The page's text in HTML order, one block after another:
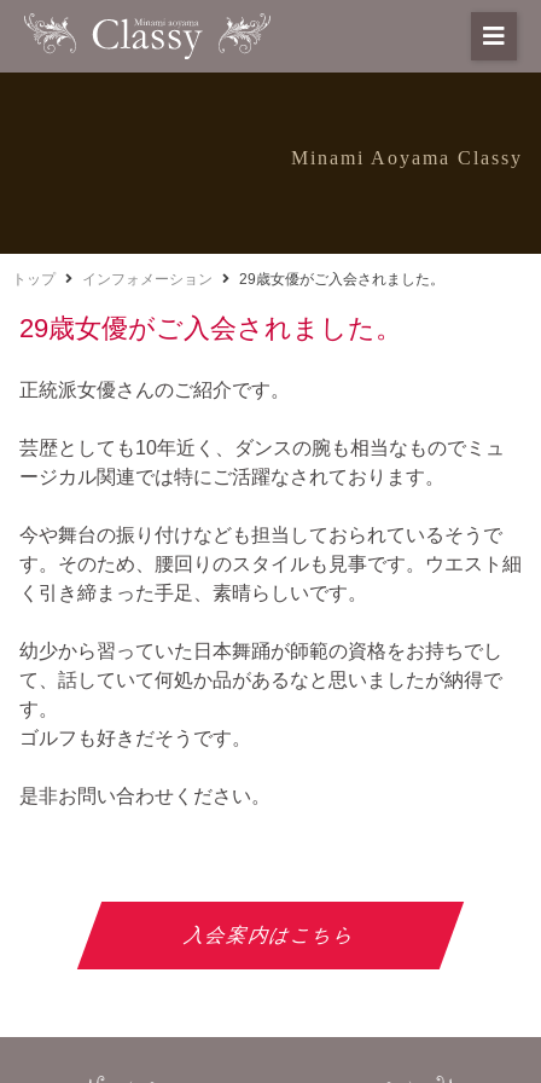
Minami Aoyama Classy
トップ インフォメーション 29歳女優がご入会されました。
29歳女優がご入会されました。
正統派女優さんのご紹介です。
芸歴としても10年近く、ダンスの腕も相当なものでミュ
ージカル関連では特にご活躍なされております。
今や舞台の振り付けなども担当しておられているそうで
す。そのため、腰回りのスタイルも見事です。ウエスト細
く引き締まった手足、素晴らしいです。
幼少から習っていた日本舞踊が師範の資格をお持ちでし
て、話していて何処か品があるなと思いましたが納得で
す。
ゴルフも好きだそうです。
是非お問い合わせください。
入会案内はこちら